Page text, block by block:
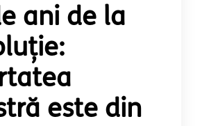
ani de la
este din